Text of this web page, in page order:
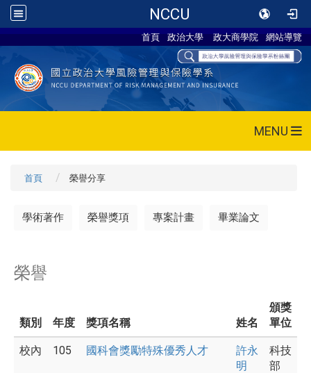
NCCU
首頁 政治大學 政大商學院 網站導覽
MENU
首頁 榮譽分享
學術著作 榮譽獎項 專案計畫 畢業論文
榮譽
類別 年度 獎項名稱 姓名
頒獎
單位
校內 105 國科會獎勵特殊優秀人才
許永
明
科技
部